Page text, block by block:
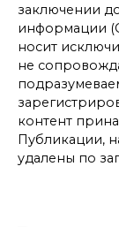
заключении
информации
носит
не
контент
Публикации,
удалены по